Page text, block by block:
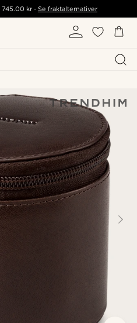
745.00 kr- Se fraktalternativer